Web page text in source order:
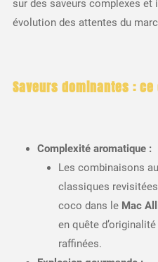
sur des saveurs complexes et
évolution des attentes du
Saveurs dominantes :
Complexité aromatique :
Les combinaisons
classiques
coco dans le Mac
en quête
raffinées.